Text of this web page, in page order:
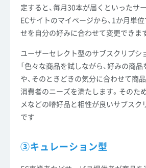
定すると、毎月30本が届くといったサ
ECサイトのマイページから、1か月単
せを自分の好みに合わせて変更できま
ユーザーセレクト型のサブスクリプシ
「色々な商品を試しながら、好みの商品
や、そのときどきの気分に合わせて商
消費者のニーズを満たします。そのた
メなどの嗜好品と相性が良いサブスク
です
③キュレーション型